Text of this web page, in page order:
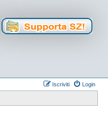
Ricerca avanzata
Login
Iscriviti